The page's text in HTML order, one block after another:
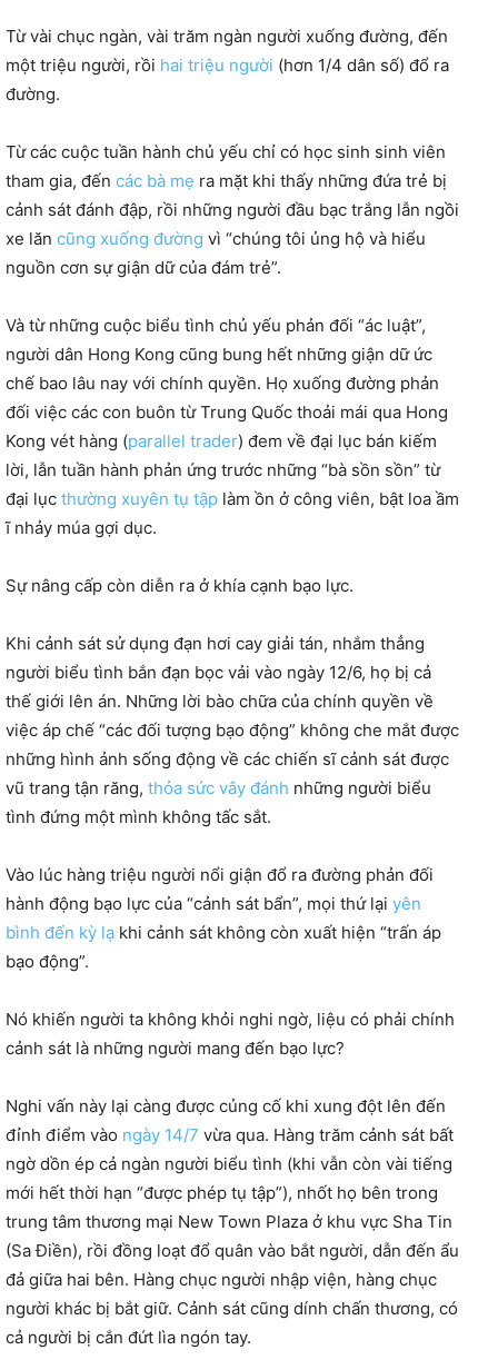
Từ vài chục ngàn, vài trăm ngàn người xuống đường, đến
một triệu người, rồi hai triệu người (hơn 1/4 dân số) đổ ra
đường.
Từ các cuộc tuần hành chủ yếu chỉ có học sinh sinh viên
tham gia, đến các bà mẹ ra mặt khi thấy những đứa trẻ bị
cảnh sát đánh đập, rồi những người đầu bạc trắng lẫn ngồi
xe lăn cũng xuống đường vì “chúng tôi ủng hộ và hiểu
nguồn cơn sự giận dữ của đám trẻ”.
Và từ những cuộc biểu tình chủ yếu phản đối “ác luật”,
người dân Hong Kong cũng bung hết những giận dữ ức
chế bao lâu nay với chính quyền. Họ xuống đường phản
đối việc các con buôn từ Trung Quốc thoải mái qua Hong
Kong vét hàng (parallel trader) đem về đại lục bán kiếm
lời, lẫn tuần hành phản ứng trước những “bà sồn sồn” từ
đại lục thường xuyên tụ tập làm ồn ở công viên, bật loa ầm
ĩ nhảy múa gợi dục.
Sự nâng cấp còn diễn ra ở khía cạnh bạo lực.
Khi cảnh sát sử dụng đạn hơi cay giải tán, nhắm thẳng
người biểu tình bắn đạn bọc vải vào ngày 12/6, họ bị cả
thế giới lên án. Những lời bào chữa của chính quyền về
việc áp chế “các đối tượng bạo động” không che mắt được
những hình ảnh sống động về các chiến sĩ cảnh sát được
vũ trang tận răng, thỏa sức vây đánh những người biểu
tình đứng một mình không tấc sắt.
Vào lúc hàng triệu người nổi giận đổ ra đường phản đối
hành động bạo lực của “cảnh sát bẩn”, mọi thứ lại yên
bình đến kỳ lạ khi cảnh sát không còn xuất hiện “trấn áp
bạo động”.
Nó khiến người ta không khỏi nghi ngờ, liệu có phải chính
cảnh sát là những người mang đến bạo lực?
Nghi vấn này lại càng được củng cố khi xung đột lên đến
đỉnh điểm vào ngày 14/7 vừa qua. Hàng trăm cảnh sát bất
ngờ dồn ép cả ngàn người biểu tình (khi vẫn còn vài tiếng
mới hết thời hạn “được phép tụ tập”), nhốt họ bên trong
trung tâm thương mại New Town Plaza ở khu vực Sha Tin
(Sa Điền), rồi đồng loạt đổ quân vào bắt người, dẫn đến ẩu
đả giữa hai bên. Hàng chục người nhập viện, hàng chục
người khác bị bắt giữ. Cảnh sát cũng dính chấn thương, có
cả người bị cắn đứt lìa ngón tay.